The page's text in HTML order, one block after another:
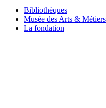
Bibliothèques
Musée des Arts & Métiers
La fondation